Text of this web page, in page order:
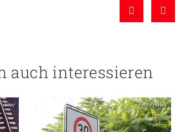
auch interessieren
Foto: Pixabay